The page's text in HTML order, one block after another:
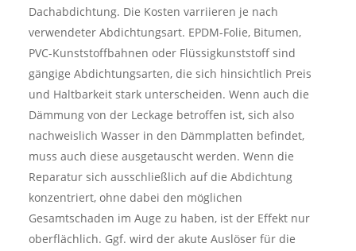
Dachabdichtung. Die Kosten varriieren je nach
verwendeter Abdichtungsart. EPDM-Folie, Bitumen,
PVC-Kunststoffbahnen oder Flüssigkunststoff sind
gängige Abdichtungsarten, die sich hinsichtlich Preis
und Haltbarkeit stark unterscheiden. Wenn auch die
Dämmung von der Leckage betroffen ist, sich also
nachweislich Wasser in den Dämmplatten befindet,
muss auch diese ausgetauscht werden. Wenn die
Reparatur sich ausschließlich auf die Abdichtung
konzentriert, ohne dabei den möglichen
Gesamtschaden im Auge zu haben, ist der Effekt nur
oberflächlich. Ggf. wird der akute Auslöser für die